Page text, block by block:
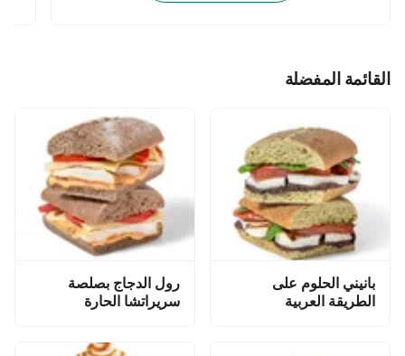
القائمة المفضلة
بانيني الحلوم على
الطريقة العربية
رول الدجاج بصلصة
سريراتشا الحارة